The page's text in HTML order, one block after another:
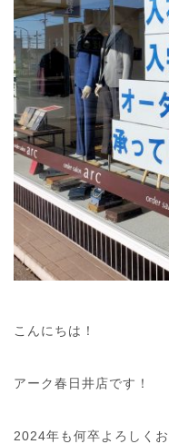
こんにちは！
アーク春日井店です！
2024年も何卒よろしく